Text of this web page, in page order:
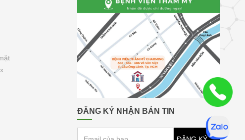
ĐĂNG KÝ NHẬN BẢN TIN